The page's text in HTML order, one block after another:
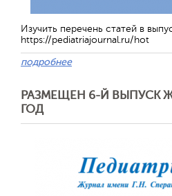
Изучить перечень статей в
https://pediatriajournal.ru/hot
подробнее
РАЗМЕЩЕН 6-Й ВЫПУСК
ГОД